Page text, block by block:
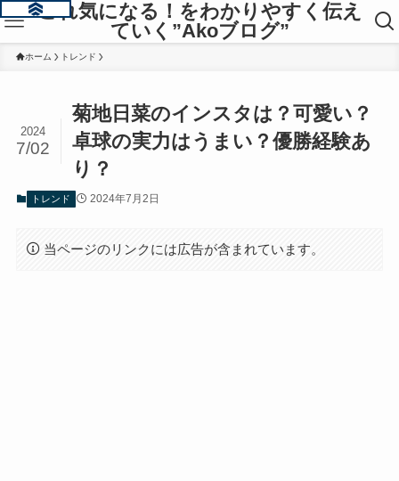
これ気になる！をわかりやすく伝え
ていく”Akoブログ”
ホーム トレンド
菊地日菜のインスタは？可愛い？
卓球の実力はうまい？優勝経験あ
り？
2024
7/02
トレンド 2024年7月2日
当ページのリンクには広告が含まれています。